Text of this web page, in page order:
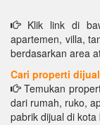
Klik link di
apartemen, villa,
berdasarkan area
Cari properti
Temukan
dari rumah, ruko,
pabrik dijual di